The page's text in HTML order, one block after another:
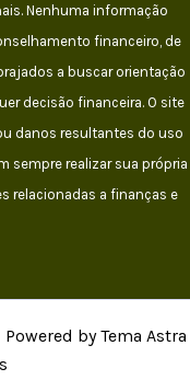
Nenhuma informação
financeiro, de
a buscar orientação
decisão financeira. O site
danos resultantes do uso
sempre realizar sua própria
relacionadas a finanças e
by Tema Astra